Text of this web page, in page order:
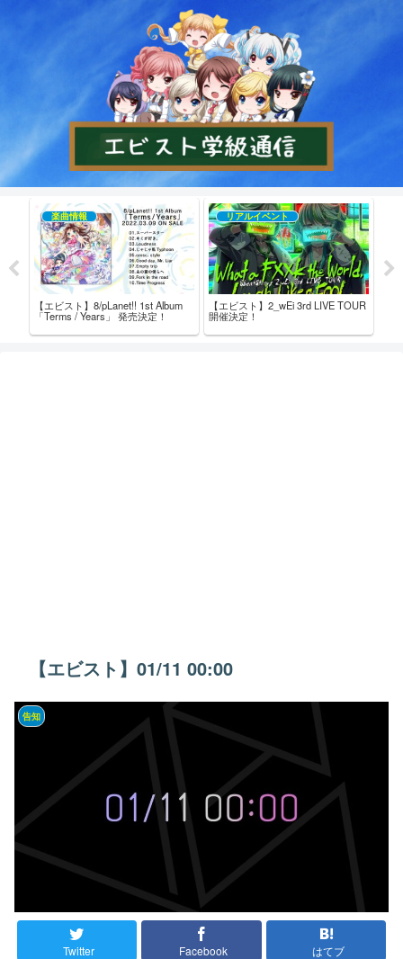
楽曲情報
【エビスト】8/pLanet!! 1st Album
「Terms / Years」 発売決定！
リアルイベント
【エビスト】2_wEi 3rd LIVE TOUR
開催決定！
【エビスト】01/11 00:00
告知
Twitter Facebook はてブ